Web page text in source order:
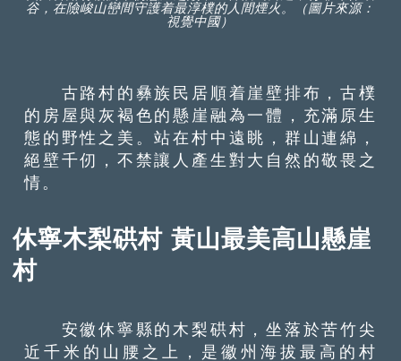
谷，在險峻山巒間守護着最淳樸的人間煙火。（圖片來源：
視覺中國）
古路村的彝族民居順着崖壁排布，古樸
的房屋與灰褐色的懸崖融為一體，充滿原生
態的野性之美。站在村中遠眺，群山連綿，
絕壁千仞，不禁讓人產生對大自然的敬畏之
情。
休寧木梨硔村 黃山最美高山懸崖
村
安徽休寧縣的木梨硔村，坐落於苦竹尖
近千米的山腰之上，是徽州海拔最高的村